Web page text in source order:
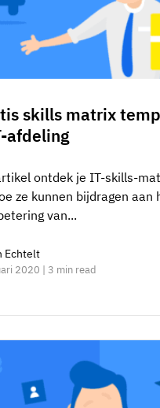
skills matrix
afdeling
ontdek je IT-skills-
ze kunnen bijdragen aan
van...
Echtelt
2020 | 3 min read